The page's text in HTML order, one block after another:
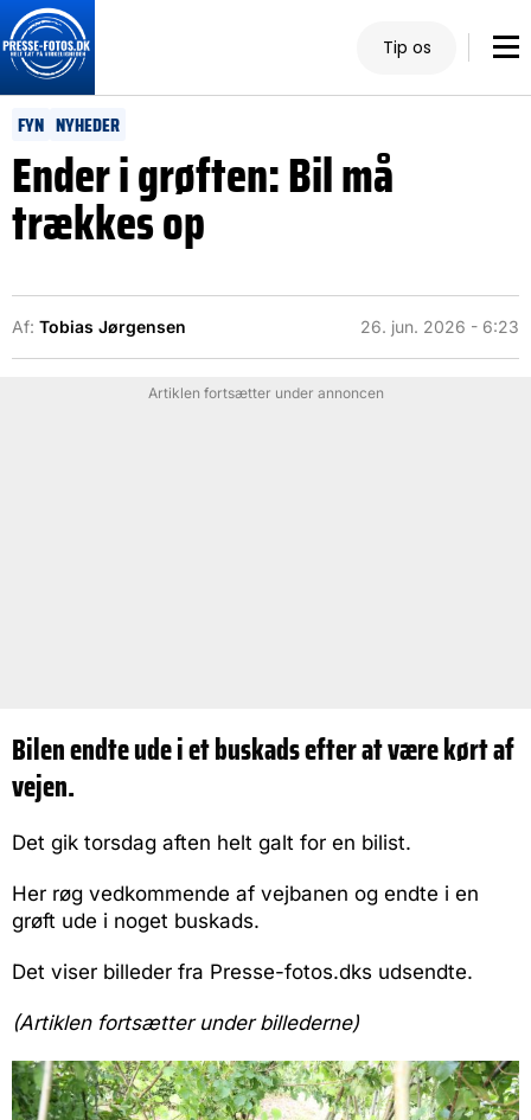
Tip os
FYN NYHEDER
Ender i grøften: Bil må
trækkes op
Af: Tobias Jørgensen 26. jun. 2026 - 6:23
Artiklen fortsætter under annoncen
Bilen endte ude i et buskads efter at være kørt af
vejen.
Det gik torsdag aften helt galt for en bilist.
Her røg vedkommende af vejbanen og endte i en
grøft ude i noget buskads.
Det viser billeder fra Presse-fotos.dks udsendte.
(Artiklen fortsætter under billederne)